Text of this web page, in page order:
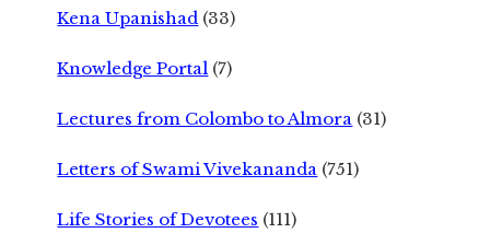
Kena Upanishad (33)
Knowledge Portal (7)
Lectures from Colombo to Almora (31)
Letters of Swami Vivekananda (751)
Life Stories of Devotees (111)